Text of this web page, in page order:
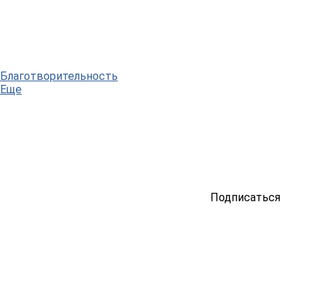
Благотворительность
Еще
Подписаться